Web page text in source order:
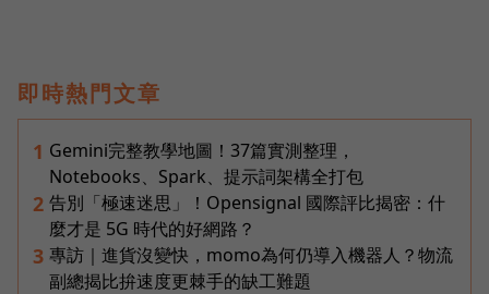
即時熱門文章
1 Gemini完整教學地圖！37篇實測整理，
Notebooks、Spark、提示詞架構全打包
2 告別「極速迷思」！Opensignal 國際評比揭密：什
麼才是 5G 時代的好網路？
3 專訪｜進貨沒變快，momo為何仍導入機器人？物流
副總揭比拚速度更棘手的缺工難題